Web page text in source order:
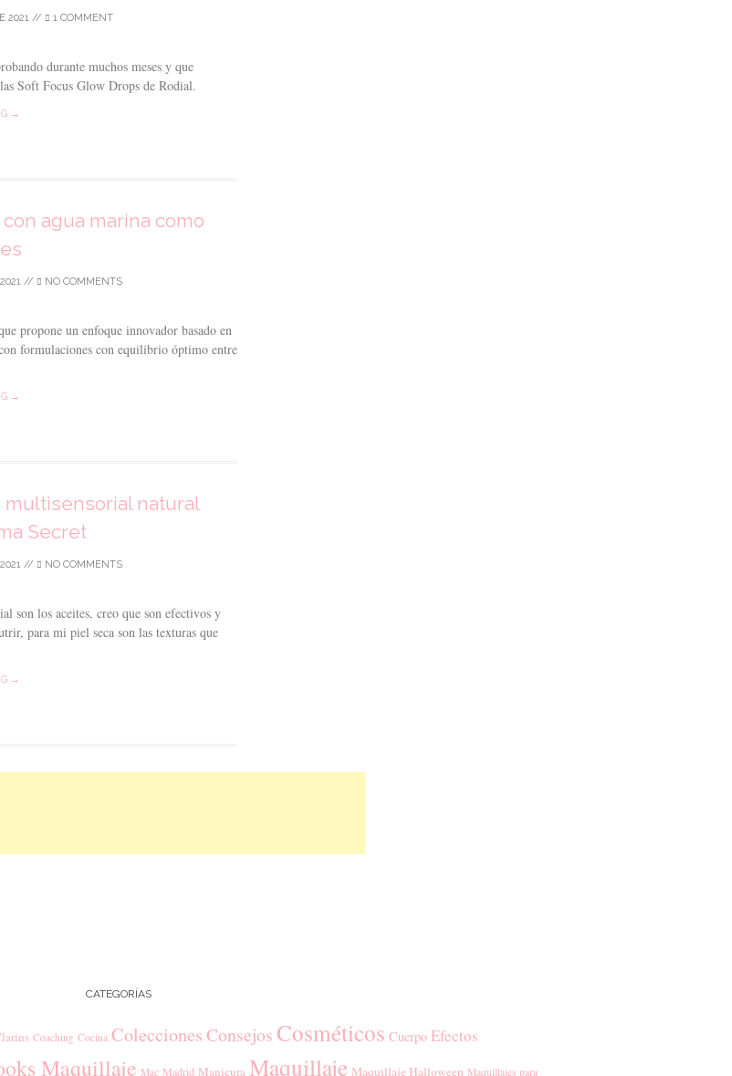
2021 // 1 COMMENT
durante muchos meses y que
Soft Focus Glow Drops de Rodial.
→
agua marina como
// NO COMMENTS
propone un enfoque innovador basado en
formulaciones con equilibrio óptimo entre
→
multisensorial natural
Secret
// NO COMMENTS
son los aceites, creo que son efectivos y
para mi piel seca son las texturas que
→
CATEGORÍAS
Coaching Cocina ColeccionesConsejos Cosméticos Cuerpo Efectos
Maquillaje Mac Madrid Manicura Maquillaje Maquillaje Halloween Maquillajes para